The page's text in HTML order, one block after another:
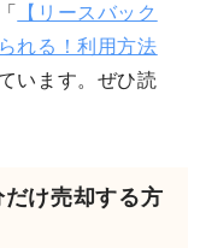
【リースバック
れる！利用方法
います。ぜひ読
け売却する方